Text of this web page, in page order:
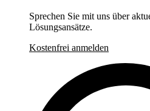
Sprechen Sie mit uns über
Lösungsansätze.
Kostenfrei anmelden